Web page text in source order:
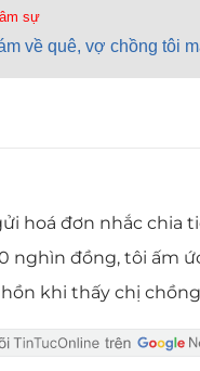
sự
về quê, vợ chồng tôi
hoá đơn nhắc chia
nghìn đồng, tôi ấm
khi thấy chị